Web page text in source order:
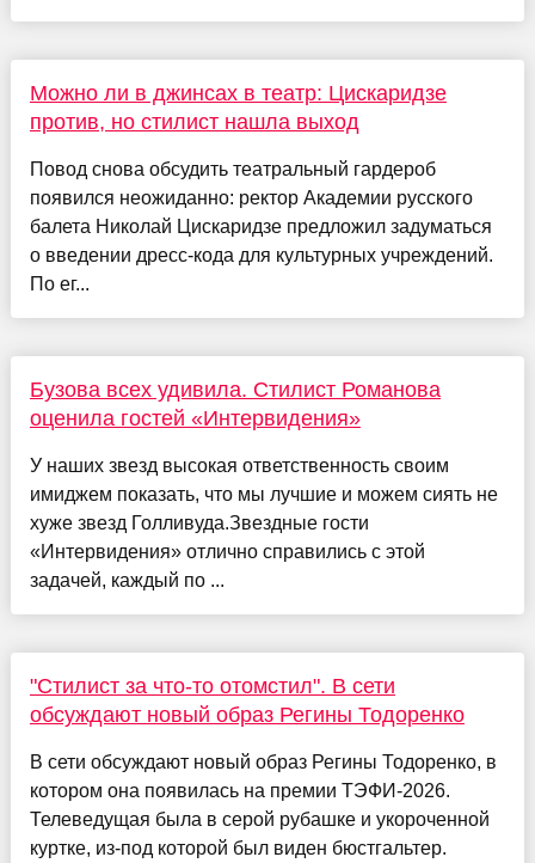
Можно ли в джинсах в театр: Цискаридзе
против, но стилист нашла выход
Повод снова обсудить театральный гардероб
появился неожиданно: ректор Академии русского
балета Николай Цискаридзе предложил задуматься
о введении дресс-кода для культурных учреждений.
По ег...
Бузова всех удивила. Стилист Романова
оценила гостей «Интервидения»
У наших звезд высокая ответственность своим
имиджем показать, что мы лучшие и можем сиять не
хуже звезд Голливуда.Звездные гости
«Интервидения» отлично справились с этой
задачей, каждый по ...
"Стилист за что-то отомстил". В сети
обсуждают новый образ Регины Тодоренко
В сети обсуждают новый образ Регины Тодоренко, в
котором она появилась на премии ТЭФИ-2026.
Телеведущая была в серой рубашке и укороченной
куртке, из-под которой был виден бюстгальтер.